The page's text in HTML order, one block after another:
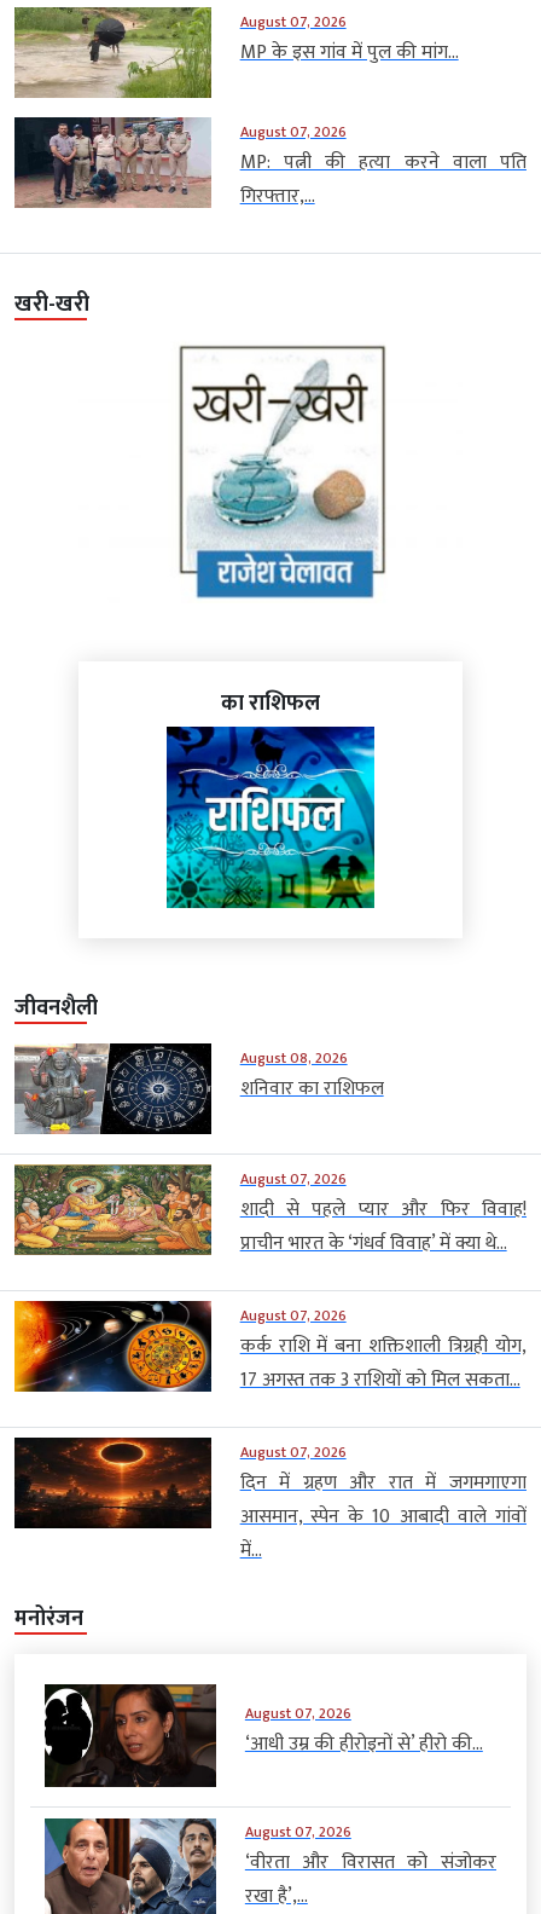
August 07, 2026
MP के इस गांव में पुल की मांग...
August 07, 2026
MP: पत्नी की हत्या करने वाला पति
गिरफ्तार,...
खरी-खरी
का राशिफल
जीवनशैली
August 08, 2026
शनिवार का राशिफल
August 07, 2026
शादी से पहले प्यार और फिर विवाह!
प्राचीन भारत के ‘गंधर्व विवाह’ में क्या थे...
August 07, 2026
कर्क राशि में बना शक्तिशाली त्रिग्रही योग,
17 अगस्त तक 3 राशियों को मिल सकता...
August 07, 2026
दिन में ग्रहण और रात में जगमगाएगा
आसमान, स्पेन के 10 आबादी वाले गांवों
में...
मनोरंजन
August 07, 2026
‘आधी उम्र की हीरोइनों से’ हीरो की...
August 07, 2026
‘वीरता और विरासत को संजोकर
रखा है’,...